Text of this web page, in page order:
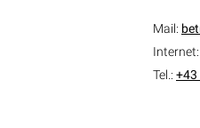
Mail:
Internet:
Tel.: +43